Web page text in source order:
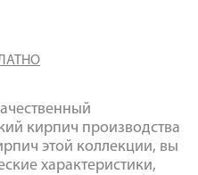
кирпич производства
этой коллекции, вы
характеристики,